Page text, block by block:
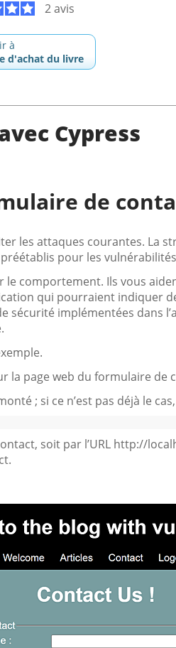
2 avis
à
d'achat du livre
Cypress
de
les attaques courantes. La
pour les
le comportement. Ils vous
qui pourraient indiquer
sécurité implémentées dans
la page web du formulaire de
; si ce n’est pas déjà le
soit par l’URL http://